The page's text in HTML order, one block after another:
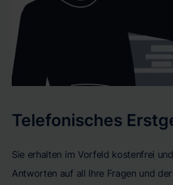
Telefonisches
Sie erhalten im Vorfeld kostenfrei
Antworten auf all Ihre Fragen und